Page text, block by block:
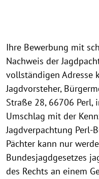
Ihre Bewerbung mit
Nachweis der
vollständigen Adresse
Jagdvorsteher,
Straße 28, 66706 Perl,
Umschlag mit der
Jagdverpachtung Perl-
Pächter kann nur
Bundesjagdgesetzes
des Rechts an einem